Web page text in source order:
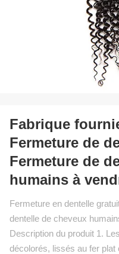
Fabrique
Fermeture de
Fermeture de
humains à
Fermeture en dentelle
dentelle de cheveux
Description du produit 1.
décolorés, lissés au fer